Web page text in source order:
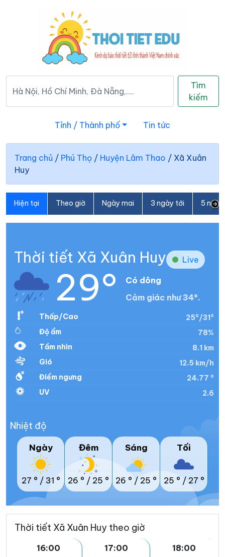
Tìm
kiếm
Tỉnh / Thành phố Tin tức
Trang chủ / Phú Thọ / Huyện Lâm Thao / Xã Xuân
Huy
Hiện tại Theo giờ Ngày mai 3 ngày tới 5
Thời tiết Xã Xuân Huy Live
29°
Có dông
Cảm giác như 34°.
Thấp/Cao
25°/31°
Độ ẩm
78%
Tầm nhìn
8.1 km
Gió
12.5 km/h
Điểm ngưng
24.77 °
UV
2.6
Nhiệt độ
Ngày
27 ° / 31 °
Đêm
26 ° / 25 °
Sáng
26 ° / 25 °
Tối
25 ° / 27 °
Thời tiết Xã Xuân Huy theo giờ
16:00
17:00
18:00